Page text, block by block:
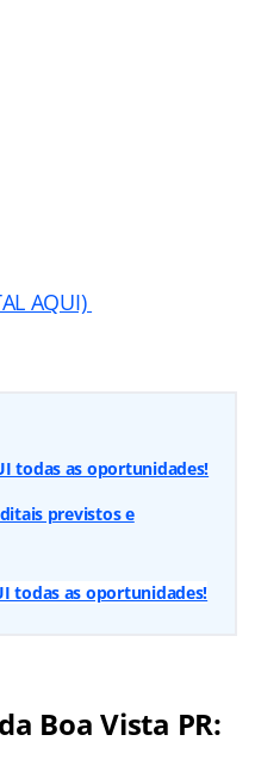
AQUI)
todas as oportunidades!
previstos e
todas as oportunidades!
Boa Vista PR: